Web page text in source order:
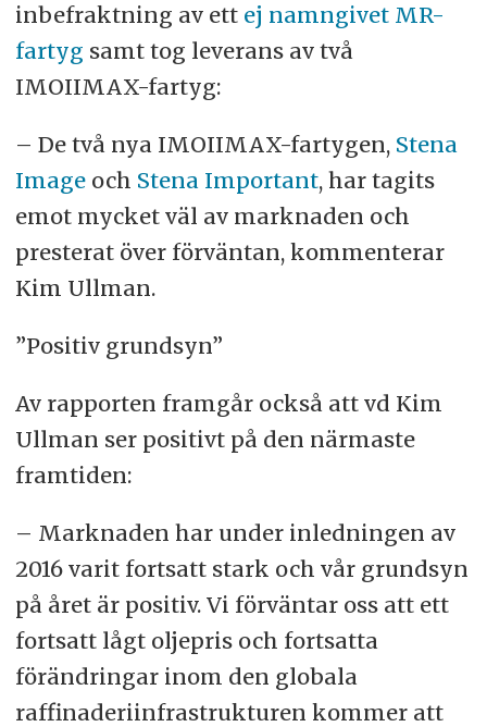
inbefraktning av ett ej namngivet MR-
fartyg samt tog leverans av två
IMOIIMAX-fartyg:
– De två nya IMOIIMAX-fartygen, Stena
Imageoch Stena Important, har tagits
emot mycket väl av marknaden och
presterat över förväntan, kommenterar
Kim Ullman.
”Positiv grundsyn”
Av rapporten framgår också att vd Kim
Ullman ser positivt på den närmaste
framtiden:
– Marknaden har under inledningen av
2016 varit fortsatt stark och vår grundsyn
på året är positiv. Vi förväntar oss att ett
fortsatt lågt oljepris och fortsatta
förändringar inom den globala
raffinaderiinfrastrukturen kommer att